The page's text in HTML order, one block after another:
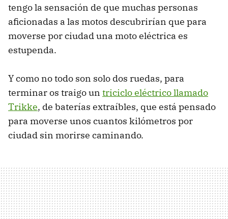
tengo la sensación de que muchas personas
aficionadas a las motos descubrirían que para
moverse por ciudad una moto eléctrica es
estupenda.
Y como no todo son solo dos ruedas, para
terminar os traigo un triciclo eléctrico llamado
Trikke, de baterías extraíbles, que está pensado
para moverse unos cuantos kilómetros por
ciudad sin morirse caminando.